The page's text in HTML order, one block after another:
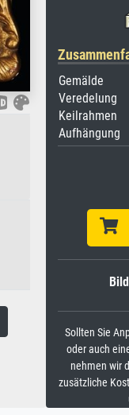
Gemälde
Veredelung
Keilrahmen
Aufhängung
Sollten Sie
oder auch
nehmen wir
zusätzliche